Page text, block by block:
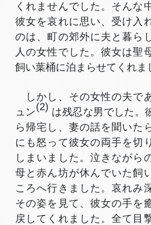
くれませんでした。そんな
彼女を哀れに思い、受け入
のは、町の郊外に夫と暮ら
人の女性でした。彼女は聖
飼い葉桶に泊まらせてくれま
しかし、その女性の夫で
ュン(2) は残忍な男でした。
ら帰宅し、妻の話を聞いた
にも怒って彼女の両手を切
しまいました。泣きながら
母と赤ん坊が休んでいた飼
ころへ行きました。哀れみ
その姿を見て、彼女の手を
戻してくれました。全て目